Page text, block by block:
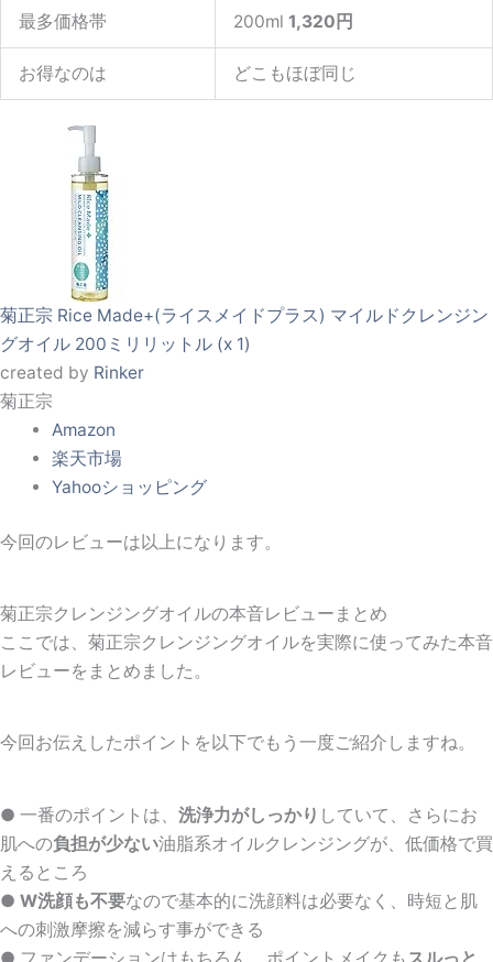
最多価格帯 200ml 1,320円
お得なのは どこもほぼ同じ
菊正宗 Rice Made+(ライスメイドプラス) マイルドクレンジン
グオイル 200ミリリットル (x 1)
created by Rinker
菊正宗
Amazon
楽天市場
Yahooショッピング
今回のレビューは以上になります。
菊正宗クレンジングオイルの本音レビューまとめ
ここでは、菊正宗クレンジングオイルを実際に使ってみた本音
レビューをまとめました。
今回お伝えしたポイントを以下でもう一度ご紹介しますね。
● 一番のポイントは、 洗浄力がしっかり していて、さらにお
肌への負担が少ない油脂系オイルクレンジングが、低価格で買
える ところ
● W洗顔も不要なので基本的に洗顔料は必要なく、 時短と肌
への刺激摩擦を減らす事ができる